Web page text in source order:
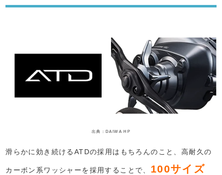
出典：DAIWA HP
滑らかに効き続けるATDの採用はもちろんのこと、高耐久の
カーボン系ワッシャーを採用することで、 100サイズ